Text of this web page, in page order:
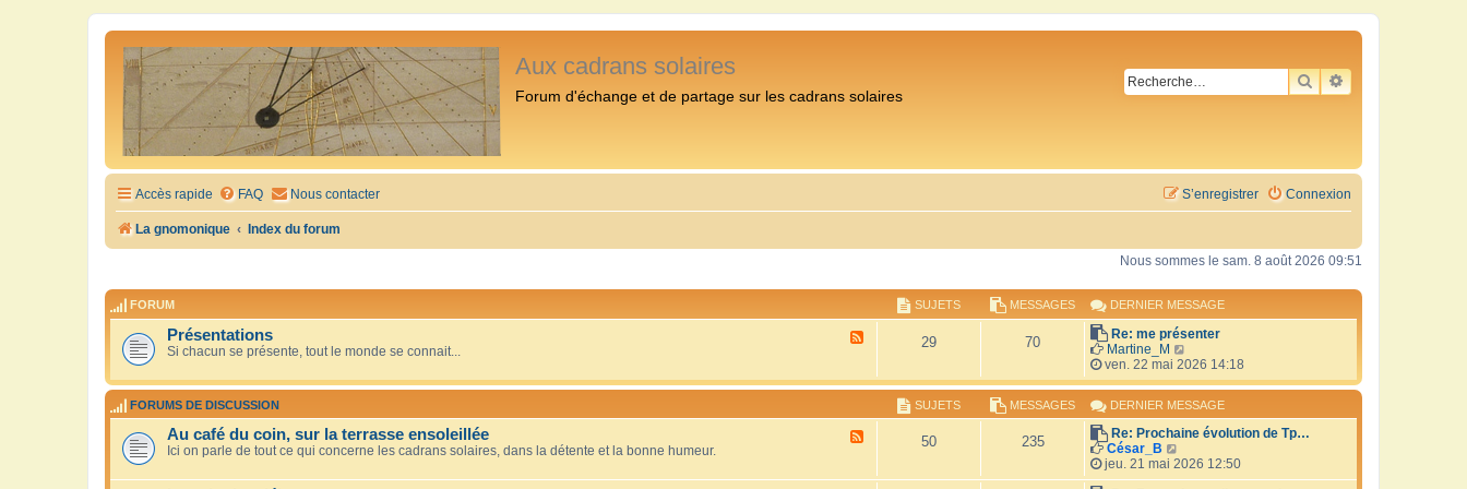
Aux cadrans solaires
Forum d'échange et de partage sur les cadrans solaires
RECHERCHER
RECHERCHE
Accès rapide FAQ Nous contacter Connexion
S’enregistrer
La gnomonique Index du forum
Nous sommes le sam. 8 août 2026 09:51
FORUM SUJETS MESSAGES DERNIER MESSAGE
x
Présentations
Si chacun se présente, tout le monde se connait...
29 70
Re: me présenter
Martine_M
o
i
r
l
e
d
r
n
ven. 22 mai 2026 14:18
FORUMS DE DISCUSSION SUJETS MESSAGES DERNIER MESSAGE
x
Au café du coin, sur la terrasse ensoleillée
Ici on parle de tout ce qui concerne les cadrans solaires, dans la détente et la bonne humeur.
50 235
Re: Prochaine évolution de Tp…
César_B
o
i
jeu. 21 mai 2026 12:50